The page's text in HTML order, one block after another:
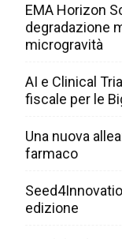
EMA Horizon
degradazione
microgravità
AI e Clinical
fiscale per le
Una nuova
farmaco
edizione